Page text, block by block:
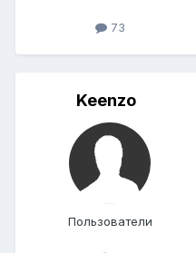
73
Keenzo
Пользователи